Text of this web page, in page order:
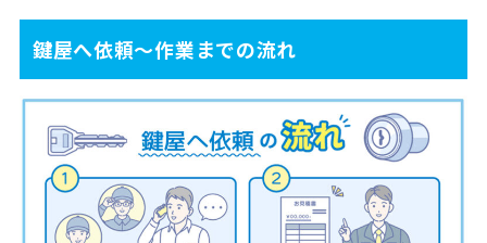
鍵屋へ依頼～作業までの流れ